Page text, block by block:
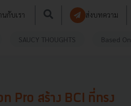
นกับเรา ส่งบทความ
SAUCY THOUGHTS Based On
Pro สร้าง BCI ที่ทรง